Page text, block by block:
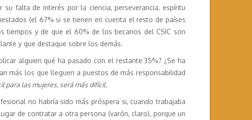
falta de interés por la ciencia, perseverancia, espíritu
(el 67% si se tienen en cuenta el resto de países
tiempos y de que el 60% de los becarios del CSIC son
y que destaque sobre los demás.
alguien qué ha pasado con el restante 35%? ¿Se ha
más los que lleguen a puestos de más responsabilidad
para las mujeres, será más difícil.
no habría sido más próspera si, cuando trabajaba
de contratar a otra persona (varón, claro), porque un